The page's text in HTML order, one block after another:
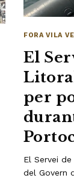
FORA VILA
El
per
El Servei
del Govern